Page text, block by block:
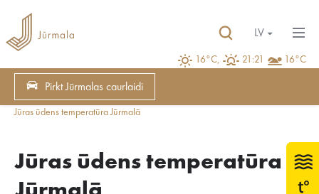
16°C, 21:21 16°C
LV
Pirkt Jūrmalas caurlaidi
Jūras ūdens temperatūra Jūrmalā
Jūras ūdens temperatūra